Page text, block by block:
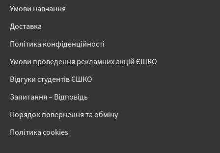
Умови навчання
Доставка
Політика конфіденційності
Умови проведення рекламних акцій ЄШКО
Відгуки студентів ЄШКО
Запитання – Відповідь
Порядок повернення та обміну
Політика cookies